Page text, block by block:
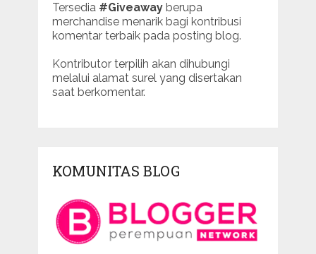
Tersedia #Giveawayberupa
merchandise menarik bagi kontribusi
komentar terbaik pada posting blog.
Kontributor terpilih akan dihubungi
melalui alamat surel yang disertakan
saat berkomentar.
KOMUNITAS BLOG